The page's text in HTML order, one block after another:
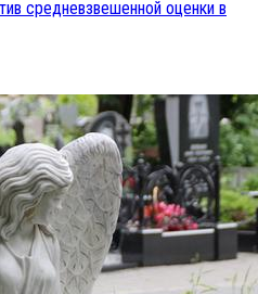
средневзвешенной оценки в